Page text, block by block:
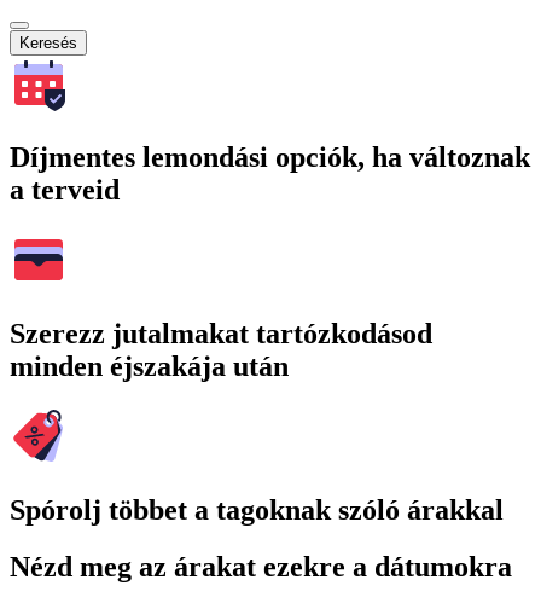
Keresés
Díjmentes lemondási opciók, ha változnak
a terveid
Szerezz jutalmakat tartózkodásod
minden éjszakája után
Spórolj többet a tagoknak szóló árakkal
Nézd meg az árakat ezekre a dátumokra